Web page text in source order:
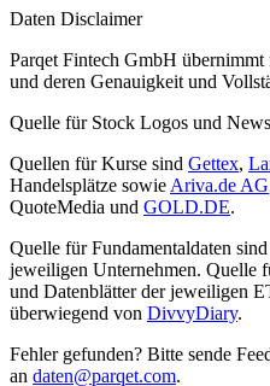
Daten Disclaimer
Parqet Fintech GmbH
und deren Genauigkeit und
Quelle für Stock Logos und
Quellen für Kurse sind Gettex,
Handelsplätze sowie Ariva.de AG
QuoteMedia und GOLD.DE.
Quelle für Fundamentaldaten
jeweiligen Unternehmen. Quelle
und Datenblätter der jeweiligen
überwiegend von DivvyDiary.
Fehler gefunden? Bitte sende
an daten@parqet.com.